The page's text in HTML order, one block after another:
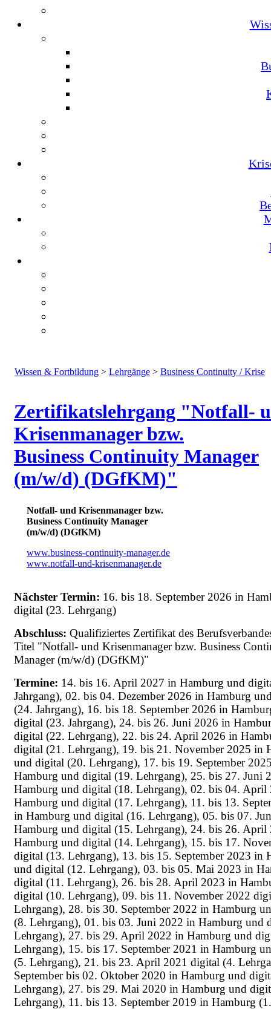
Wissen & Fortbildung > Lehrgänge > Business Continuity / Krise
Zertifikatslehrgang "Notfall-
Krisenmanager bzw.
Business Continuity Manager
(m/w/d) (DGfKM)"
Notfall- und Krisenmanager bzw.
Business Continuity Manager
(m/w/d) (DGfKM)
www.business-continuity-manager.de
www.notfall-und-krisenmanager.de
Nächster Termin: 16. bis 18. September 2026 in
digital (23. Lehrgang)
Abschluss: Qualifiziertes Zertifikat des
Titel "Notfall- und Krisenmanager bzw. Business
Manager (m/w/d) (DGfKM)"
Termine: 14. bis 16. April 2027 in Hamburg und
Jahrgang), 02. bis 04. Dezember 2026 in Hamburg
(24. Jahrgang), 16. bis 18. September 2026 in
digital (23. Jahrgang), 24. bis 26. Juni 2026 in
digital (22. Lehrgang), 22. bis 24. April 2026 in
digital (21. Lehrgang), 19. bis 21. November 2025 in
und digital (20. Lehrgang), 17. bis 19. September
Hamburg und digital (19. Lehrgang), 25. bis 27. Juni
Hamburg und digital (18. Lehrgang), 02. bis 04. April
Hamburg und digital (17. Lehrgang), 11. bis 13.
in Hamburg und digital (16. Lehrgang), 05. bis 07.
Hamburg und digital (15. Lehrgang), 24. bis 26. April
Hamburg und digital (14. Lehrgang), 15. bis 17.
digital (13. Lehrgang), 13. bis 15. September 2023 in
und digital (12. Lehrgang), 03. bis 05. Mai 2023 in
digital (11. Lehrgang), 26. bis 28. April 2023 in
digital (10. Lehrgang), 09. bis 11. November 2022
Lehrgang), 28. bis 30. September 2022 in Hamburg
(8. Lehrgang), 01. bis 03. Juni 2022 in Hamburg und
Lehrgang), 27. bis 29. April 2022 in Hamburg und
Lehrgang), 15. bis 17. September 2021 in Hamburg
(5. Lehrgang), 21. bis 23. April 2021 digital (4.
September bis 02. Oktober 2020 in Hamburg und
Lehrgang), 27. bis 29. Mai 2020 in Hamburg und
Lehrgang), 11. bis 13. September 2019 in Hamburg